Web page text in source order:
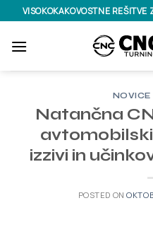
Skoči
na
vsebino
VISOKOKAKOVOSTNE
NOVICE
Natančna
izzivi in
POSTED ON